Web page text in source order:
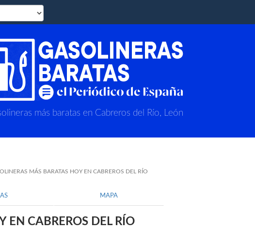
más baratas en Cabreros del Río, León
MÁS BARATAS HOY EN CABREROS DEL RÍO
MAPA
EN CABREROS DEL RÍO